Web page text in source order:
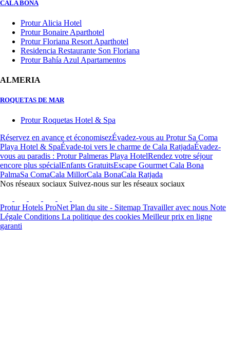
CALA BONA
Protur Alicia Hotel
Protur Bonaire Aparthotel
Protur Floriana Resort Aparthotel
Residencia Restaurante Son Floriana
Protur Bahía Azul Apartamentos
ALMERIA
ROQUETAS DE MAR
Protur Roquetas Hotel & Spa
Réservez en avance et économisezÉvadez-vous au Protur Sa Coma
Playa Hotel & SpaÉvade-toi vers le charme de Cala RatjadaÉvadez-
vous au paradis : Protur Palmeras Playa HotelRendez votre séjour
encore plus spécialEnfants GratuitsEscape Gourmet Cala Bona
PalmaSa ComaCala MillorCala BonaCala Ratjada
Nos réseaux sociaux Suivez-nous sur les réseaux sociaux
Protur Hotels ProNet Plan du site - Sitemap Travailler avec nous Note
Légale Conditions La politique des cookies Meilleur prix en ligne
garanti